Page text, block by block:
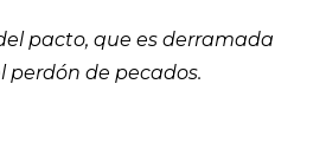
pacto, que es derramada
perdón de pecados.